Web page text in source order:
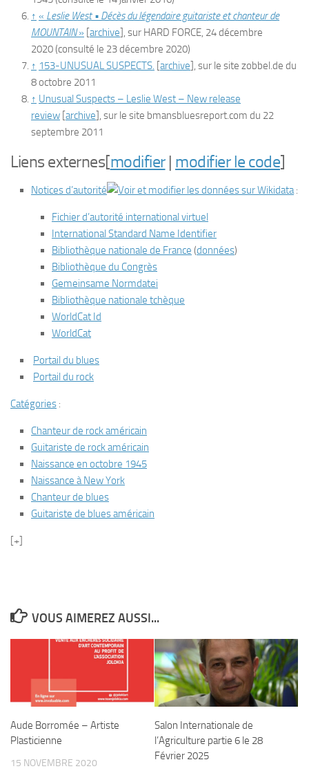
↑ « Leslie West • Décès du légendaire guitariste et chanteur de
MOUNTAIN» [archive], sur HARD FORCE, 24 décembre
2020(consulté le 23 décembre 2020)
↑ 153-UNUSUAL SUSPECTS. [archive], sur le site zobbel.de du
8 octobre 2011
↑ Unusual Suspects – Leslie West – New release
review [archive], sur le site bmansbluesreport.com du 22
septembre 2011
Liens externes[modifier| modifier le code]
Notices d’autorité :
Fichier d’autorité international virtuel
International Standard Name Identifier
Bibliothèque nationale de France (données)
Bibliothèque du Congrès
Gemeinsame Normdatei
Bibliothèque nationale tchèque
WorldCat Id
WorldCat
Portail du blues
Portail du rock
Catégories :
Chanteur de rock américain
Guitariste de rock américain
Naissance en octobre 1945
Naissance à New York
Chanteur de blues
Guitariste de blues américain
[+]
VOUS AIMEREZ AUSSI...
Aude Borromée – Artiste
Plasticienne
15 NOVEMBRE 2020
Salon Internationale de
l’Agriculture partie 6 le 28
Février 2025